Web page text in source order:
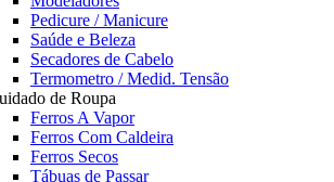
Pedicure / Manicure
Saúde e Beleza
Secadores de Cabelo
Termometro / Medid. Tensão
de Roupa
Ferros A Vapor
Ferros Com Caldeira
Ferros Secos
Tábuas de Passar